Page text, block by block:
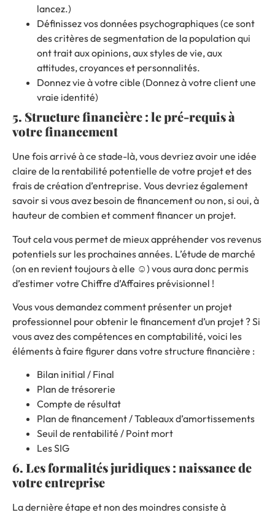
lancez.)
Définissez vos données psychographiques (ce sont
des critères de segmentation de la population qui
ont trait aux opinions, auxstyles de vie, aux
attitudes, croyances et personnalités.
Donnez vie à votre cible (Donnez à votre client une
vraie identité)
5. Structure financière : le pré-requis à
votre financement
Une fois arrivé à ce stade-là, vous devriez avoir une idée
claire de la rentabilité potentielle de votre projet et des
frais de création d’entreprise. Vous devriez également
savoir si vous avez besoin de financement ou non, si oui, à
hauteur de combien et comment financer un projet.
Tout cela vous permet de mieux appréhender vos revenus
potentiels sur les prochaines années. L’étude de marché
(on en revient toujours à elle ☺) vous aura donc permis
d’estimer votre Chiffre d’Affaires prévisionnel !
Vous vous demandezcomment présenter un projet
professionnel pour obtenir le financement d’un projet ?Si
vous avez des compétences en comptabilité, voici les
éléments à faire figurer dans votre structure financière :
Bilan initial / Final
Plan de trésorerie
Compte de résultat
Plan de financement / Tableaux d’amortissements
Seuil de rentabilité / Point mort
Les SIG
6. Les formalités juridiques : naissance de
votre entreprise
La dernière étape et non des moindres consiste à